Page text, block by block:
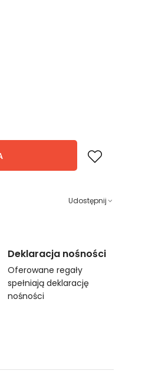
Udostępnij
Deklaracja nośności
Oferowane regały
spełniają deklarację
nośności